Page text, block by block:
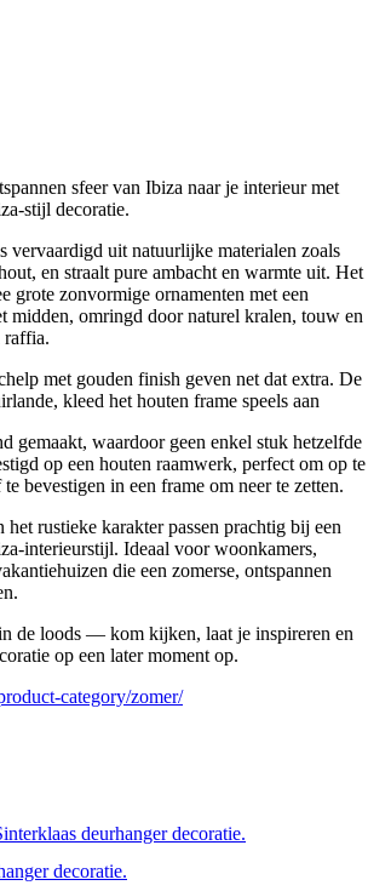
sfeer van Ibiza naar je interieur met
decoratie.
vervaardigd uit natuurlijke materialen zoals
, en straalt pure ambacht en warmte uit. Het
grote zonvormige ornamenten met een
midden, omringd door naturel kralen, touw en
raffia.
met gouden finish geven net dat extra. De
kleed het houten frame speels aan
gemaakt, waardoor geen enkel stuk hetzelfde
op een houten raamwerk, perfect om op te
bevestigen in een frame om neer te zetten.
rustieke karakter passen prachtig bij een
. Ideaal voor woonkamers,
die een zomerse, ontspannen
de loods — kom kijken, laat je inspireren en
op een later moment op.
category/zomer/
decoratie.